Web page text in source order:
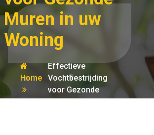
Muren in uw
Woning
Home
muur
Effectieve
Vochtbestrijding
voor Gezonde
Muren in uw